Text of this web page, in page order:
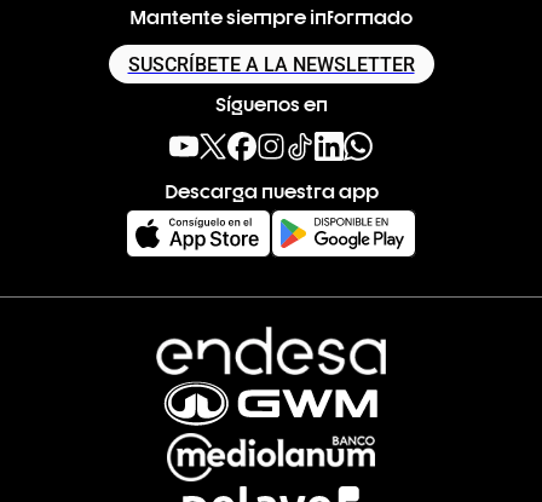
Mantente siempre informado
SUSCRÍBETE A LA NEWSLETTER
Síguenos en
Descarga nuestra app